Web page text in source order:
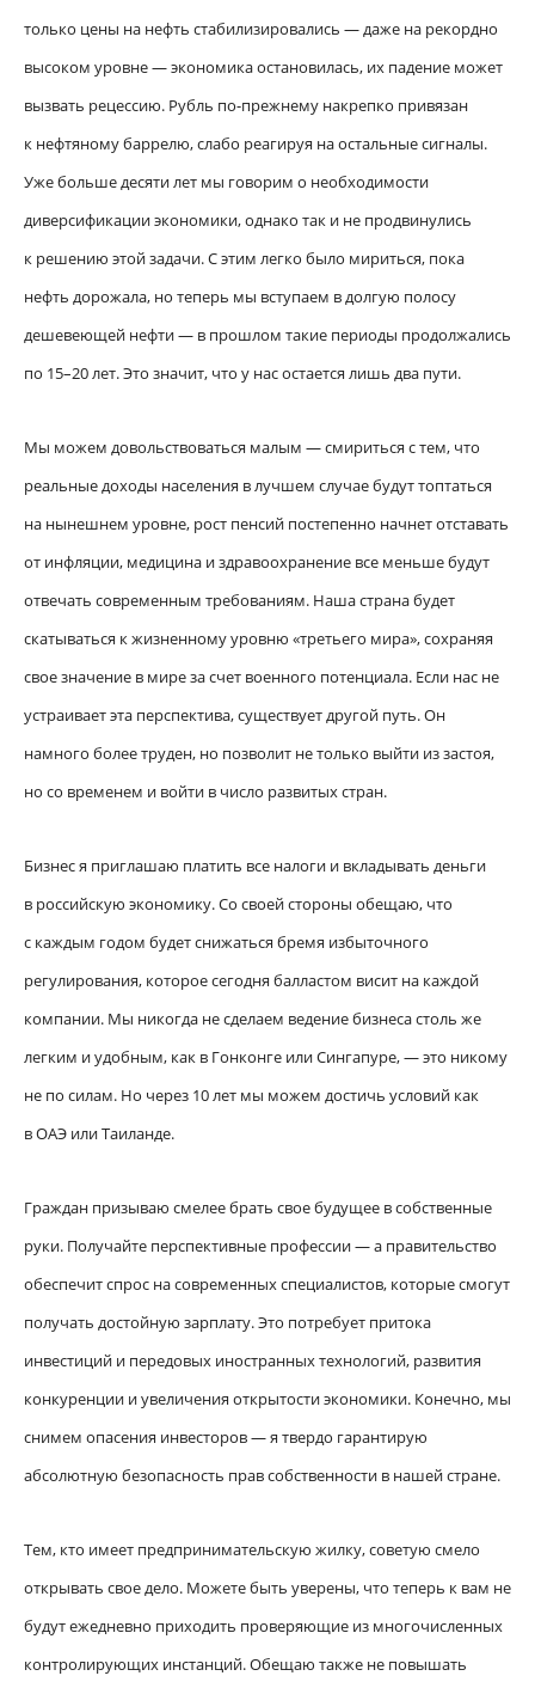
только цены на нефть стабилизировались — даже на рекордно
высоком уровне — экономика остановилась, их падение может
вызвать рецессию. Рубль по-прежнему накрепко привязан
к нефтяному баррелю, слабо реагируя на остальные сигналы.
Уже больше десяти лет мы говорим о необходимости
диверсификации экономики, однако так и не продвинулись
к решению этой задачи. С этим легко было мириться, пока
нефть дорожала, но теперь мы вступаем в долгую полосу
дешевеющей нефти — в прошлом такие периоды продолжались
по 15–20 лет. Это значит, что у нас остается лишь два пути.
Мы можем довольствоваться малым — смириться с тем, что
реальные доходы населения в лучшем случае будут топтаться
на нынешнем уровне, рост пенсий постепенно начнет отставать
от инфляции, медицина и здравоохранение все меньше будут
отвечать современным требованиям. Наша страна будет
скатываться к жизненному уровню «третьего мира», сохраняя
свое значение в мире за счет военного потенциала. Если нас не
устраивает эта перспектива, существует другой путь. Он
намного более труден, но позволит не только выйти из застоя,
но со временем и войти в число развитых стран.
Бизнес я приглашаю платить все налоги и вкладывать деньги
в российскую экономику. Со своей стороны обещаю, что
с каждым годом будет снижаться бремя избыточного
регулирования, которое сегодня балластом висит на каждой
компании. Мы никогда не сделаем ведение бизнеса столь же
легким и удобным, как в Гонконге или Сингапуре, — это никому
не по силам. Но через 10 лет мы можем достичь условий как
в ОАЭ или Таиланде.
Граждан призываю смелее брать свое будущее в собственные
руки. Получайте перспективные профессии — а правительство
обеспечит спрос на современных специалистов, которые смогут
получать достойную зарплату. Это потребует притока
инвестиций и передовых иностранных технологий, развития
конкуренции и увеличения открытости экономики. Конечно, мы
снимем опасения инвесторов — я твердо гарантирую
абсолютную безопасность прав собственности в нашей стране.
Тем, кто имеет предпринимательскую жилку, советую смело
открывать свое дело. Можете быть уверены, что теперь к вам не
будут ежедневно приходить проверяющие из многочисленных
контролирующих инстанций. Обещаю также не повышать